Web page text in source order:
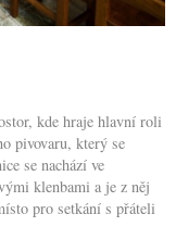
kde hraje hlavní roli
pivovaru, který se
se nachází ve
klenbami a je z něj
pro setkání s přáteli